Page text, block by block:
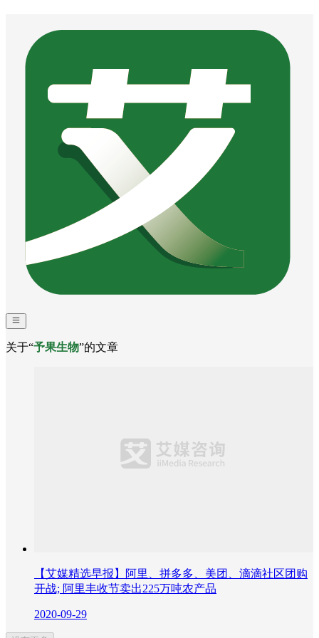
关于“予果生物”的文章
【艾媒精选早报】阿里、拼多多、美团、滴滴社区团购
开战; 阿里丰收节卖出225万吨农产品
2020-09-29